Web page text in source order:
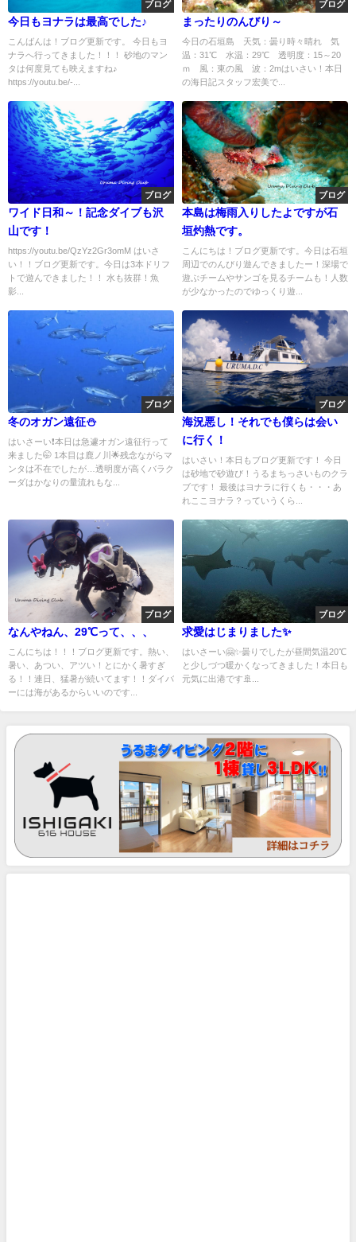
ブログ
今日もヨナラは最高でした♪
こんばんは！ブログ更新です。 今日もヨ
ナラへ行ってきました！！！ 砂地のマン
タは何度見ても映えますね♪
https://youtu.be/-...
ブログ
まったりのんびり～
今日の石垣島 天気：曇り時々晴れ 気
温：31℃ 水温：29℃ 透明度：15～20
ｍ 風：東の風 波：2mはいさい！本日
の海日記スタッフ宏美で...
ブログ
ワイド日和～！記念ダイブも沢
山です！
https://youtu.be/QzYz2Gr3omM はいさ
い！！ブログ更新です。今日は3本ドリフ
トで遊んできました！！ 水も抜群！魚
影...
ブログ
本島は梅雨入りしたよですが石
垣灼熱です。
こんにちは！ブログ更新です。今日は石垣
周辺でのんびり遊んできましたー！深場で
遊ぶチームやサンゴを見るチームも！人数
が少なかったのでゆっくり遊...
ブログ
冬のオガン遠征⛄
はいさーい❗本日は急遽オガン遠征行って
来ました🤭 1本目は鹿ノ川🌟残念ながらマ
ンタは不在でしたが…透明度が高くバラク
ーダはかなりの量流れもな...
ブログ
海況悪し！それでも僕らは会い
に行く！
はいさい！本日もブログ更新です！ 今日
は砂地で砂遊び！うるまちっさいものクラ
ブです！ 最後はヨナラに行くも・・・あ
れここヨナラ？っていうくら...
ブログ
なんやねん、29℃って、、、
こんにちは！！！ブログ更新です。熱い、
暑い、あつい、アツい！とにかく暑すぎ
る！！連日、猛暑が続いてます！！ダイバ
ーには海があるからいいのです...
ブログ
求愛はじまりました✨
はいさーい🤗✨曇りでしたが昼間気温20℃
と少しづつ暖かくなってきました！本日も
元気に出港です🚢...